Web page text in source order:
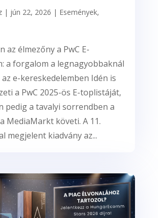
| jún 22, 2026 | Események,
az élmezőny a PwC E-
a forgalom a legnagyobbaknál
e-kereskedelemben Idén is
a PwC 2025-ös E-toplistáját,
pedig a tavalyi sorrendben a
MediaMarkt követi. A 11.
megjelent kiadvány az...